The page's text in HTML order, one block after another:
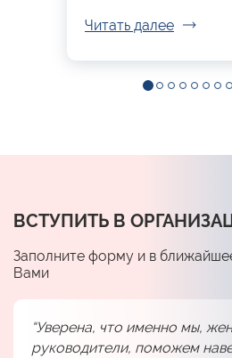
Читать далее
ВСТУПИТЬ В
Заполните форму и в
Вами
“Уверена, что именно мы,
руководители, поможем